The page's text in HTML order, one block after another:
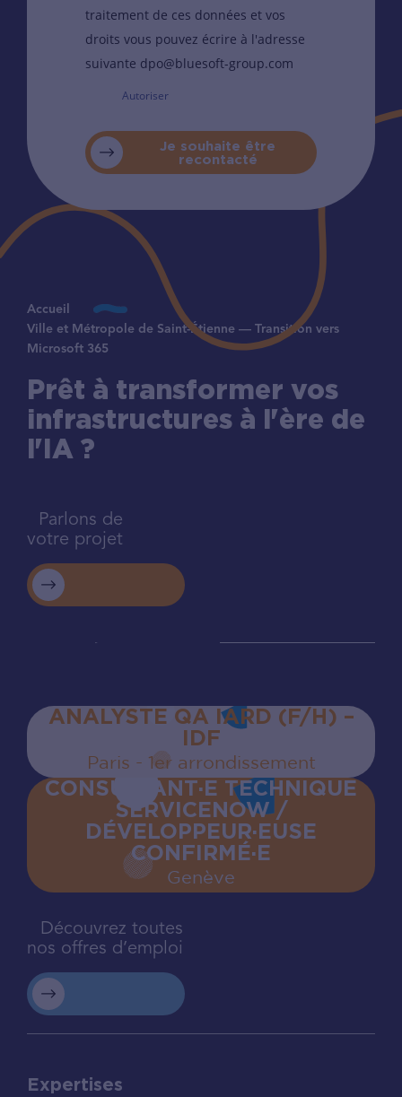
traitement de ces données et vos
droits vous pouvez écrire à l'adresse
suivante dpo@bluesoft-group.com
Autoriser
Je souhaite être
recontacté
Accueil
Ville et Métropole de Saint-Étienne — Transition vers
Microsoft 365
Prêt à transformer vos
infrastructures à l'ère de
l'IA ?
Parlons de
votre projet
ANALYSTE QA IARD (F/H) –
IDF
Paris - 1er arrondissement
CONSULTANT·E TECHNIQUE
SERVICENOW /
DÉVELOPPEUR·EUSE
CONFIRMÉ·E
Genève
Découvrez toutes
nos offres d’emploi
Expertises